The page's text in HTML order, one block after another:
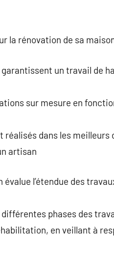
la rénovation de sa
un travail de
sur mesure en
réalisés dans les meilleurs
artisan
l’étendue des
phases des
en veillant à